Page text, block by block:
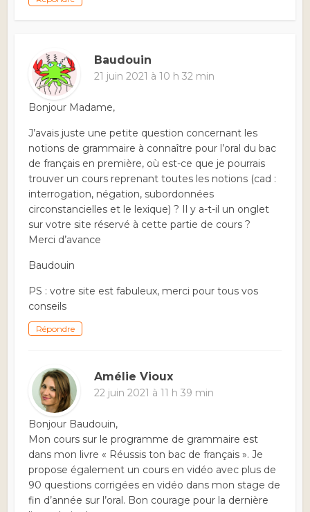
Baudouin
21 juin 2021 à 10 h 32 min
Bonjour Madame,
J’avais juste une petite question concernant les
notions de grammaire à connaître pour l’oral du bac
de français en première, où est-ce que je pourrais
trouver un cours reprenant toutes les notions (cad :
interrogation, négation, subordonnées
circonstancielles et le lexique) ? Il y a-t-il un onglet
sur votre site réservé à cette partie de cours ?
Merci d’avance
Baudouin
PS : votre site est fabuleux, merci pour tous vos
conseils
Répondre
Amélie Vioux
22 juin 2021 à 11 h 39 min
Bonjour Baudouin,
Mon cours sur le programme de grammaire est
dans mon livre « Réussis ton bac de français ». Je
propose également un cours en vidéo avec plus de
90 questions corrigées en vidéo dans mon stage de
fin d’année sur l’oral. Bon courage pour la dernière